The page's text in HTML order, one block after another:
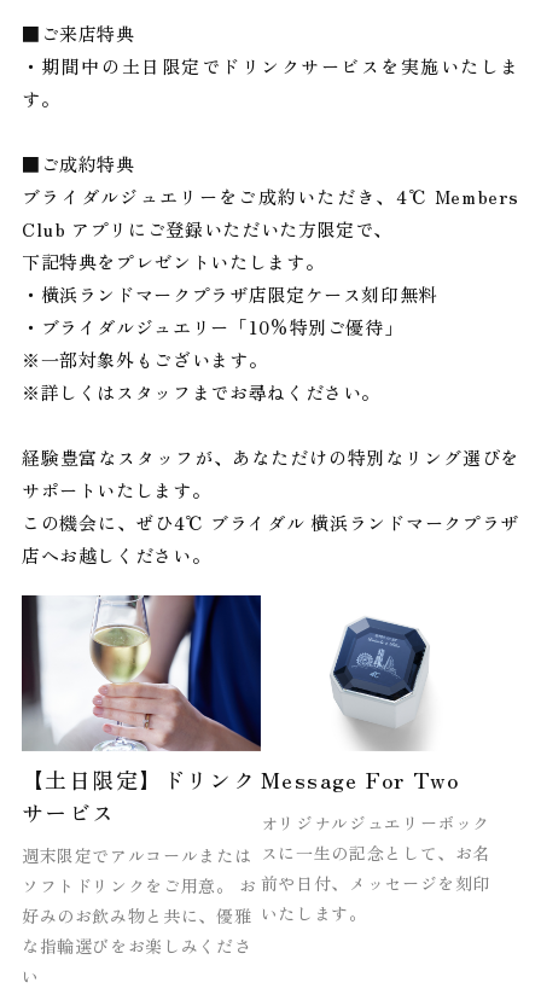
■ご来店特典
・期間中の土日限定でドリンクサービスを実施いたしま
す。
■ご成約特典
ブライダルジュエリーをご成約いただき、4℃ Members
Club アプリにご登録いただいた方限定で、
下記特典をプレゼントいたします。
・横浜ランドマークプラザ店限定ケース刻印無料
・ブライダルジュエリー「10%特別ご優待」
※一部対象外もございます。
※詳しくはスタッフまでお尋ねください。
経験豊富なスタッフが、あなただけの特別なリング選びを
サポートいたします。
この機会に、ぜひ4℃ ブライダル 横浜ランドマークプラザ
店へお越しください。
【土日限定】ドリンク
サービス
週末限定でアルコールまたは
ソフトドリンクをご用意。 お
好みのお飲み物と共に、優雅
な指輪選びをお楽しみくださ
い
Message For Two
オリジナルジュエリーボック
スに一生の記念として、お名
前や日付、メッセージを刻印
いたします。